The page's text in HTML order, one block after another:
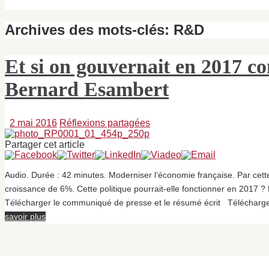
Archives des mots-clés: R&D
Et si on gouvernait en 2017
Bernard Esambert
2 mai 2016 Réflexions partagées
Partager cet article
Audio. Durée : 42 minutes. Moderniser l’économie française. Par
croissance de 6%. Cette politique pourrait-elle fonctionner en 2017
Télécharger le communiqué de presse et le résumé écrit
savoir plus